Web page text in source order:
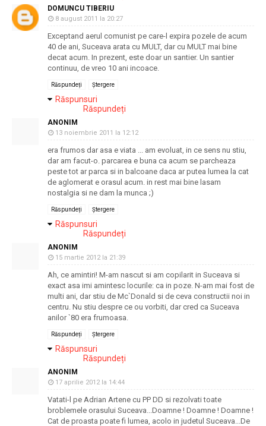
DOMUNCU TIBERIU
8 august 2011 la 20:27
Exceptand aerul comunist pe care-l expira pozele de acum
40 de ani, Suceava arata cu MULT, dar cu MULT mai bine
decat acum. In prezent, este doar un santier. Un santier
continuu, de vreo 10 ani incoace.
Răspundeți Ștergere
Răspunsuri
Răspundeți
ANONIM
13 noiembrie 2011 la 12:12
era frumos dar asa e viata ... am evoluat, in ce sens nu stiu,
dar am facut-o. parcarea e buna ca acum se parcheaza
peste tot ar parca si in balcoane daca ar putea lumea la cat
de aglomerat e orasul acum. in rest mai bine lasam
nostalgia si ne dam la munca ;)
Răspundeți Ștergere
Răspunsuri
Răspundeți
ANONIM
15 martie 2012 la 21:39
Ah, ce amintiri! M-am nascut si am copilarit in Suceava si
exact asa imi amintesc locurile: ca in poze. N-am mai fost de
multi ani, dar stiu de Mc`Donald si de ceva constructii noi in
centru. Nu stiu despre ce ou vorbiti, dar cred ca Suceava
anilor `80 era frumoasa.
Răspundeți Ștergere
Răspunsuri
Răspundeți
ANONIM
17 aprilie 2012 la 14:44
Vatati-l pe Adrian Artene cu PP DD si rezolvati toate
broblemele orasului Suceava...Doamne ! Doamne ! Doamne !
Cat de proasta poate fi lumea, acolo in judetul Suceava...De